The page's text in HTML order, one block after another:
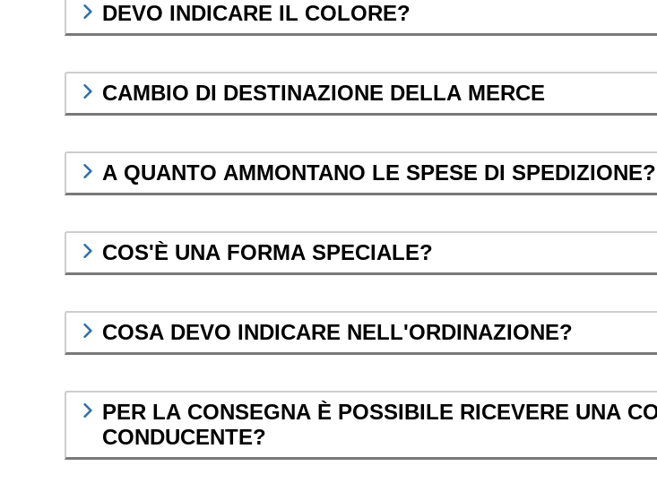
DEVO INDICARE IL COLORE?
CAMBIO DI DESTINAZIONE DELLA MERCE
A QUANTO AMMONTANO LE SPESE DI SPEDIZIONE?
COS'È UNA FORMA SPECIALE?
COSA DEVO INDICARE NELL'ORDINAZIONE?
PER LA CONSEGNA È POSSIBILE RICEVERE UNA
CONDUCENTE?